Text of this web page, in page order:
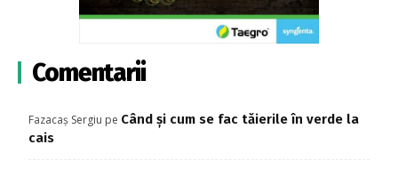
Comentarii
Fazacaș Sergiu pe Când și cum se fac tăierile în verde la
cais